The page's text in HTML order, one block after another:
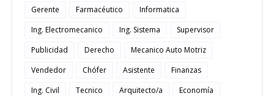
Gerente
Farmacéutico
Informatica
Ing. Electromecanico
Ing. Sistema
Supervisor
Publicidad
Derecho
Mecanico Auto Motriz
Vendedor
Chófer Asistente
Finanzas
Ing. Civil
Tecnico Arquitecto/a
Economía